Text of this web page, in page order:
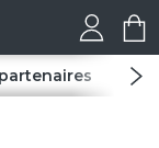
Spas